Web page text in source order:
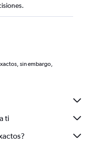
sin embargo,
ti